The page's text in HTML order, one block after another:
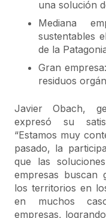
una solución
Mediana
sustentables
de la
Gran
residuos
Javier Obach,
expresó su
“Estamos muy
pasado, la
que las
empresas buscan
los territorios en
en muchos
empresas,